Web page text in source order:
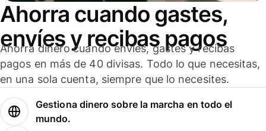
Ahorra cuando gastes,
envíes y recibas pagos
Ahorra dinero cuando envíes, gastes y recibas
pagos en más de 40 divisas. Todo lo que necesitas,
en una sola cuenta, siempre que lo necesites.
Gestiona dinero sobre la marcha en todo el
mundo.